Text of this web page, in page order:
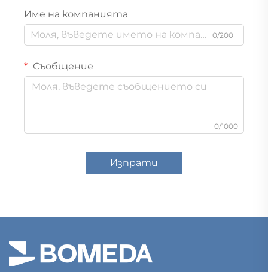
Име на компанията
0/200
Съобщение
0/1000
Изпрати